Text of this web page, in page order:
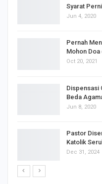
Syarat
Jun 4, 2020
Pernah
Mohon
Oct 20, 2021
Dispensasi
Beda
Jun 8, 2020
Pastor
Katolik
Dec 31, 2024